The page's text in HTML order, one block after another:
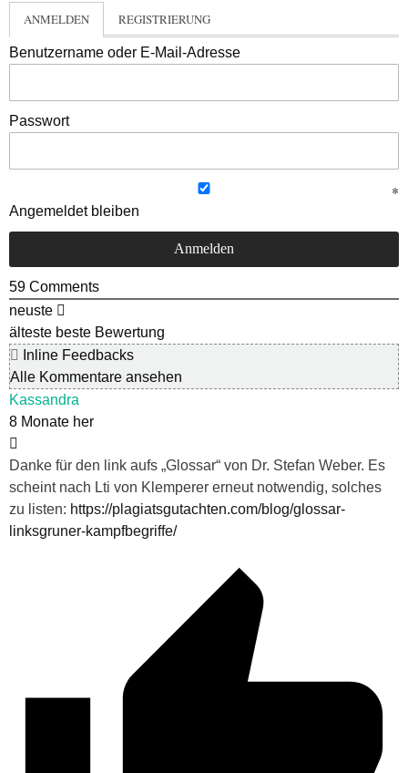
ANMELDEN REGISTRIERUNG
Benutzername oder E-Mail-Adresse
Passwort
Angemeldet bleiben
59 Comments
neuste
älteste beste Bewertung
Inline Feedbacks
Alle Kommentare ansehen
Kassandra
8 Monate her
Danke für den link aufs „Glossar“ von Dr. Stefan Weber. Es
scheint nach Lti von Klemperer erneut notwendig, solches
zu listen: https://plagiatsgutachten.com/blog/glossar-
linksgruner-kampfbegriffe/